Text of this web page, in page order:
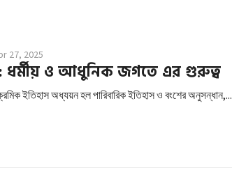
27, 2025
ধর্মীয় ও আধুনিক জগতে এর গুরুত্ব
ইতিহাস অধ্যয়ন হল পারিবারিক ইতিহাস ও বংশের অনুসন্ধান,...